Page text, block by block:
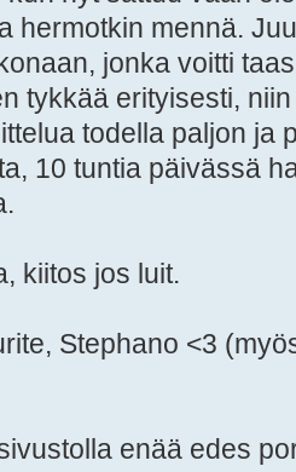
hermotkin mennä.
jonka voitti
tykkää erityisesti,
todella paljon ja
10 tuntia päivässä
kiitos jos luit.
Stephano <3
enää edes